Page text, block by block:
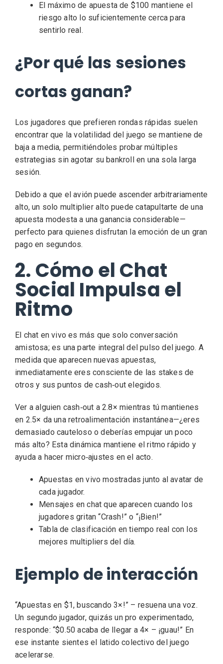
El máximo de apuesta de $100 mantiene el
riesgo alto lo suficientemente cerca para
sentirlo real.
¿Por qué las sesiones
cortas ganan?
Los jugadores que prefieren rondas rápidas suelen
encontrar que la volatilidad del juego se mantiene de
baja a media, permitiéndoles probar múltiples
estrategias sin agotar su bankroll en una sola larga
sesión.
Debido a que el avión puede ascender arbitrariamente
alto, un solo multiplier alto puede catapultarte de una
apuesta modesta a una ganancia considerable—
perfecto para quienes disfrutan la emoción de un gran
pago en segundos.
2. Cómo el Chat
Social Impulsa el
Ritmo
El chat en vivo es más que solo conversación
amistosa; es una parte integral del pulso del juego. A
medida que aparecen nuevas apuestas,
inmediatamente eres consciente de las stakes de
otros y sus puntos de cash‑out elegidos.
Ver a alguien cash‑out a 2.8× mientras tú mantienes
en 2.5× da una retroalimentación instantánea—¿eres
demasiado cauteloso o deberías empujar un poco
más alto? Esta dinámica mantiene el ritmo rápido y
ayuda a hacer micro‑ajustes en el acto.
Apuestas en vivo mostradas junto al avatar de
cada jugador.
Mensajes en chat que aparecen cuando los
jugadores gritan “Crash!” o “¡Bien!”
Tabla de clasificación en tiempo real con los
mejores multipliers del día.
Ejemplo de interacción
“Apuestas en $1, buscando 3×!” – resuena una voz.
Un segundo jugador, quizás un pro experimentado,
responde: “$0.50 acaba de llegar a 4× – ¡guau!” En
ese instante sientes el latido colectivo del juego
acelerarse.